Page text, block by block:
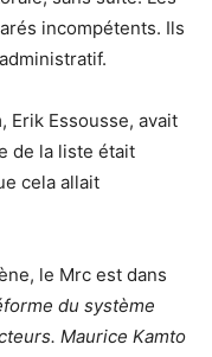
incompétents. Ils
Erik Essousse, avait
de la liste était
cela allait
le Mrc est dans
du système
Maurice Kamto